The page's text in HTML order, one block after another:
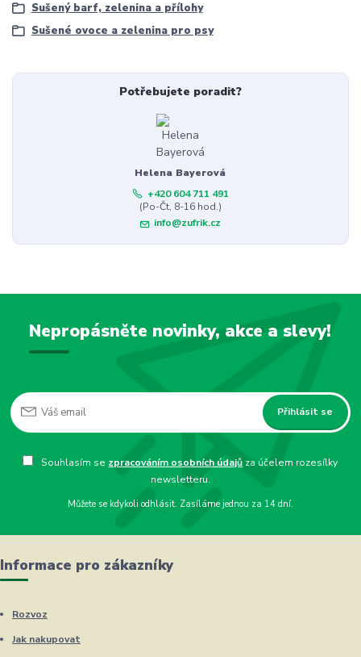
Sušený barf, zelenina a přílohy
Sušené ovoce a zelenina pro psy
Potřebujete poradit?
Helena Bayerová
+420 604 711 491
(Po-Čt, 8-16 hod.)
info@zufrik.cz
Nepropásněte novinky, akce a slevy!
Přihlásit se
Souhlasím se zpracováním osobních údajů za účelem rozesílky
newsletteru.
Můžete se kdykoli odhlásit. Zasíláme jednou za 14 dní.
Informace pro zákazníky
Rozvoz
Jak nakupovat